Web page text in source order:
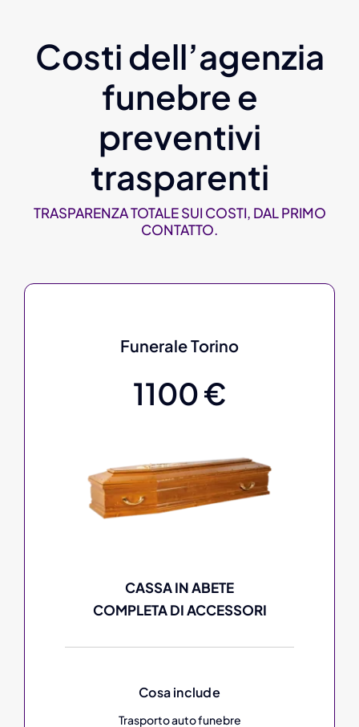
Costi dell’agenzia
funebre e
preventivi
trasparenti
TRASPARENZA TOTALE SUI COSTI, DAL PRIMO
CONTATTO.
Funerale Torino
1100 €
CASSA IN ABETE
COMPLETA DI ACCESSORI
Cosa include
Trasporto auto funebre